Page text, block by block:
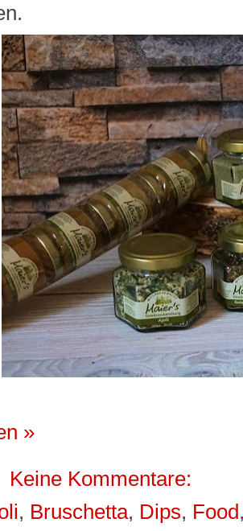
»
Keine Kommentare:
, Bruschetta, Dips, Food